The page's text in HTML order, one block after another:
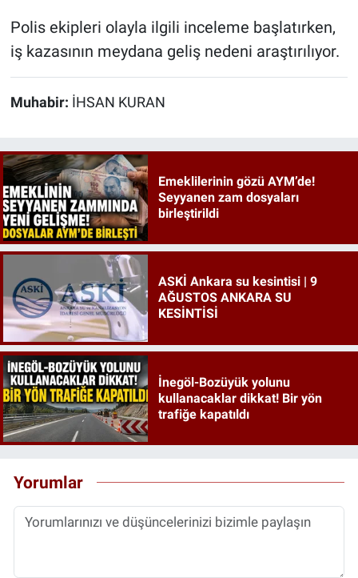
Polis ekipleri olayla ilgili inceleme başlatırken,
iş kazasının meydana geliş nedeni araştırılıyor.
Muhabir: İHSAN KURAN
Emeklilerinin gözü AYM’de!
Seyyanen zam dosyaları
birleştirildi
ASKİ Ankara su kesintisi | 9
AĞUSTOS ANKARA SU
KESİNTİSİ
İnegöl-Bozüyük yolunu
kullanacaklar dikkat! Bir yön
trafiğe kapatıldı
Yorumlar